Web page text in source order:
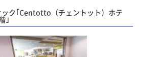
ック｢Centotto（チェントット）ホテ
｣